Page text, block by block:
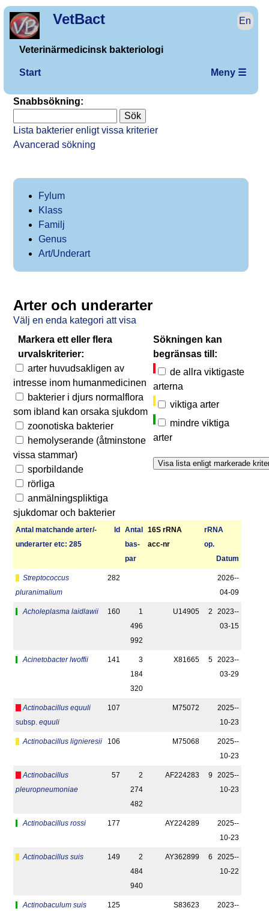
VetBact En
Veterinärmedicinsk bakteriologi
Start Meny ☰
Snabbsökning:
Lista bakterier enligt vissa kriterier
Avancerad sökning
Fylum
Klass
Familj
Genus
Art/Underart
Arter och underarter
Välj en enda kategori att visa
Sökningen kan
begränsas till:
de allra viktigaste
arterna
viktiga arter
mindre viktiga
arter
Markera ett eller flera
urvalskriterier:
arter huvudsakligen av
intresse inom humanmedicinen
bakterier i djurs normalflora
som ibland kan orsaka sjukdom
zoonotiska bakterier
hemolyserande (åtminstone
vissa stammar)
sporbildande
rörliga
anmälningspliktiga
sjukdomar och bakterier
Antal matchan­de arter/­
under­arter etc: 285
Id
Antal
bas­
par
16S rRNA
acc-nr
r­RNA
op.
Datum
Streptococcus
pluranimalium
282
2026-­
04-09
Acholeplasma laidlawii 160
1
496
992
U14905 2
2023-­
03-15
Acinetobacter lwoffii 141
3
184
320
X81665 5
2023-­
03-29
Actinobacillus equuli
subsp. equuli
107 M75072
2025-­
10-23
Actinobacillus lignieresii 106 M75068
2025-­
10-23
Actinobacillus
pleuropneumoniae
57
2
274
482
AF224283 9
2025-­
10-23
Actinobacillus rossi 177 AY224289
2025-­
10-23
Actinobacillus suis 149
2
484
940
AY362899 6
2025-­
10-22
Actinobaculum suis 125 S83623
2023-­